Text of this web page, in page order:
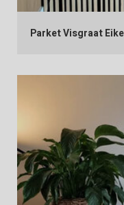
Parket Visgraat